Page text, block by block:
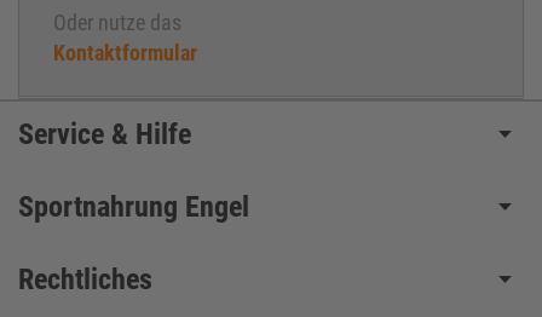
Oder nutze das
Kontaktformular
Service & Hilfe
Sportnahrung Engel
Rechtliches